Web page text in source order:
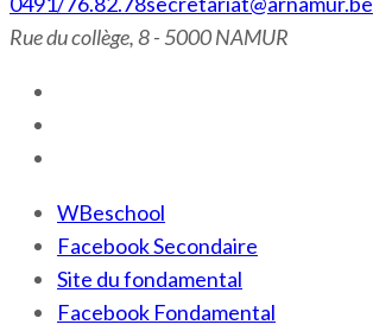
Rue du collège, 8 - 5000 NAMUR
WBeschool
Facebook Secondaire
Site du fondamental
Facebook Fondamental